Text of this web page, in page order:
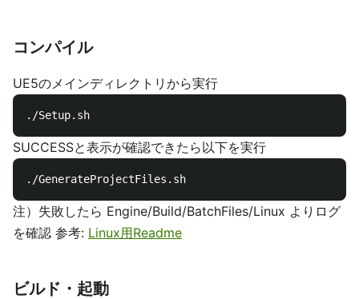
コンパイル
UE5のメインディレクトリから実行
./Setup.sh
SUCCESSと表示が確認できたら以下を実行
./GenerateProjectFiles.sh
注）失敗したら Engine/Build/BatchFiles/Linux よりログ
を確認 参考: Linux用Readme
ビルド・起動